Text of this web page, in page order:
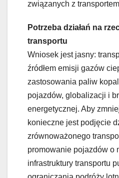
związanych z
Potrzeba działań na
transportu
Wniosek jest jasny:
źródłem emisji gazów
zastosowania paliw
pojazdów, globalizacji i
energetycznej. Aby
konieczne jest podjęcie
zrównoważonego
promowanie pojazdów o
infrastruktury transportu